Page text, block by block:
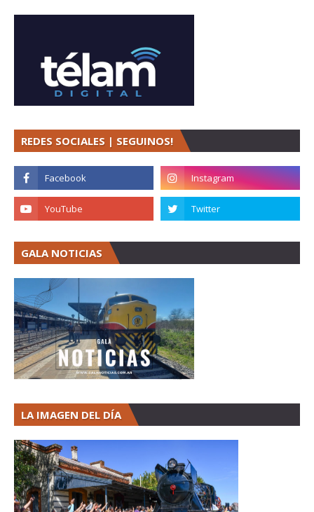
REDES SOCIALES | SEGUINOS!
GALA NOTICIAS
LA IMAGEN DEL DÍA